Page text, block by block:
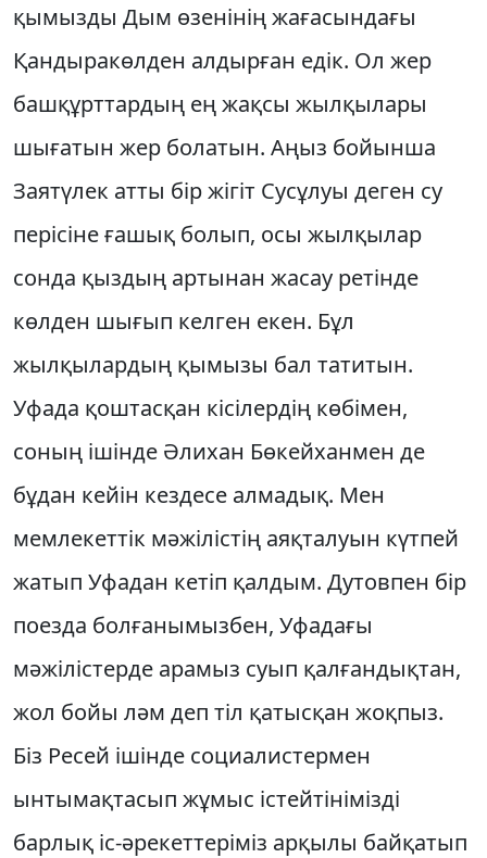
қымызды Дым өзенiнiң жағасындағы
Қандыракөлден алдырған едiк. Ол жер
башқұрттардың ең жақсы жылқылары
шығатын жер болатын. Аңыз бойынша
Заятүлек атты бiр жiгiт Сусұлуы деген су
перiсiне ғашық болып, осы жылқылар
сонда қыздың артынан жасау ретiнде
көлден шығып келген екен. Бұл
жылқылардың қымызы бал татитын.
Уфада қоштасқан кiсiлердiң көбiмен,
соның iшiнде Әлихан Бөкейханмен де
бұдан кейiн кездесе алмадық. Мен
мемлекеттiк мәжiлiстiң аяқталуын күтпей
жатып Уфадан кетiп қалдым. Дутовпен бiр
поезда болғанымызбен, Уфадағы
мәжiлiстерде арамыз суып қалғандықтан,
жол бойы ләм деп тiл қатысқан жоқпыз.
Бiз Ресей iшiнде социалистермен
ынтымақтасып жұмыс iстейтiнiмiздi
барлық iс-әрекеттерiмiз арқылы байқатып